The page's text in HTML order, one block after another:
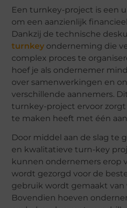
Een turnkey-project is een
om een aanzienlijk
Dankzij de technische
turnkey onderneming die
complex proces te
hoef je als ondernemer
over samenwerkingen en
verschillende aannemers.
turnkey-project ervoor
te maken heeft met één
Door middel aan de slag te
en kwalitatieve turn-key
kunnen ondernemers erop
wordt gezorgd voor de
gebruik wordt gemaakt van
Bovendien hoeven